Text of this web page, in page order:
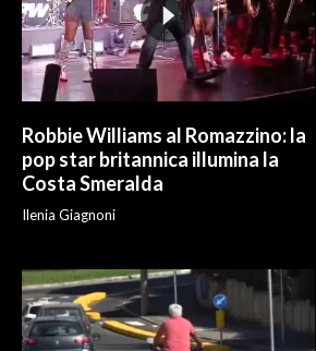
PUBBLICITÀ
SPIAGGE
STORE
Robbie Williams al Romazzino: la
pop star britannica illumina la
Costa Smeralda
Ilenia Giagnoni